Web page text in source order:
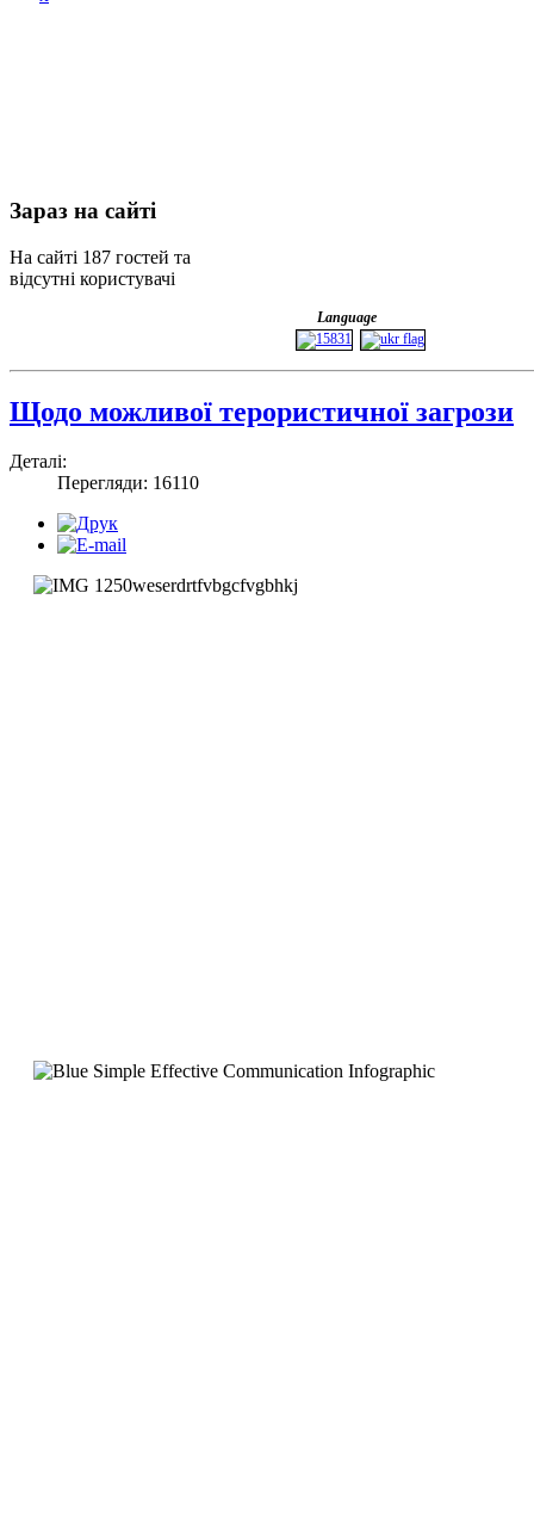
Зараз на сайті
На сайті 187 гостей та
відсутні користувачі
Language
Щодо можливої терористичної загрози
Деталі:
Перегляди: 16110